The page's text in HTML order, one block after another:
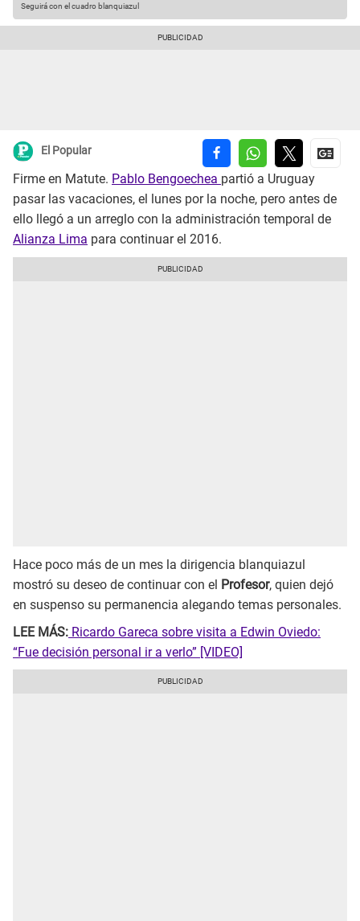
Seguirá con el cuadro blanquiazul
El Popular
Firme en Matute. Pablo Bengoechea partió a Uruguay
pasar las vacaciones, el lunes por la noche, pero antes de
ello llegó a un arreglo con la administración temporal de
Alianza Lima para continuar el 2016.
Hace poco más de un mes la dirigencia blanquiazul
mostró su deseo de continuar con el Profesor, quien dejó
en suspenso su permanencia alegando temas personales.
LEE MÁS: Ricardo Gareca sobre visita a Edwin Oviedo:
“Fue decisión personal ir a verlo” [VIDEO]